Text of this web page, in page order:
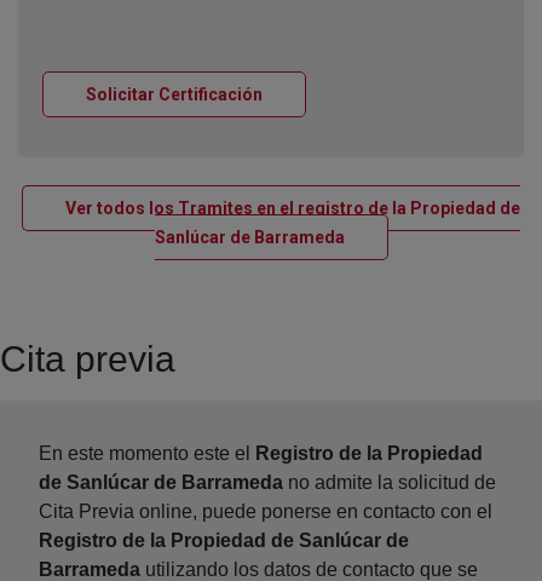
Solicitar Certificación
Ver todos los Tramites en el registro de la Propiedad de
Sanlúcar de BarramedaVentana nueva
Cita previa
En este momento este el
Registro de la Propiedad
de Sanlúcar de Barrameda no admite la solicitud de
Cita Previa online, puede ponerse en contacto con el
Registro de la Propiedad de Sanlúcar de
Barrameda utilizando los datos de contacto que se